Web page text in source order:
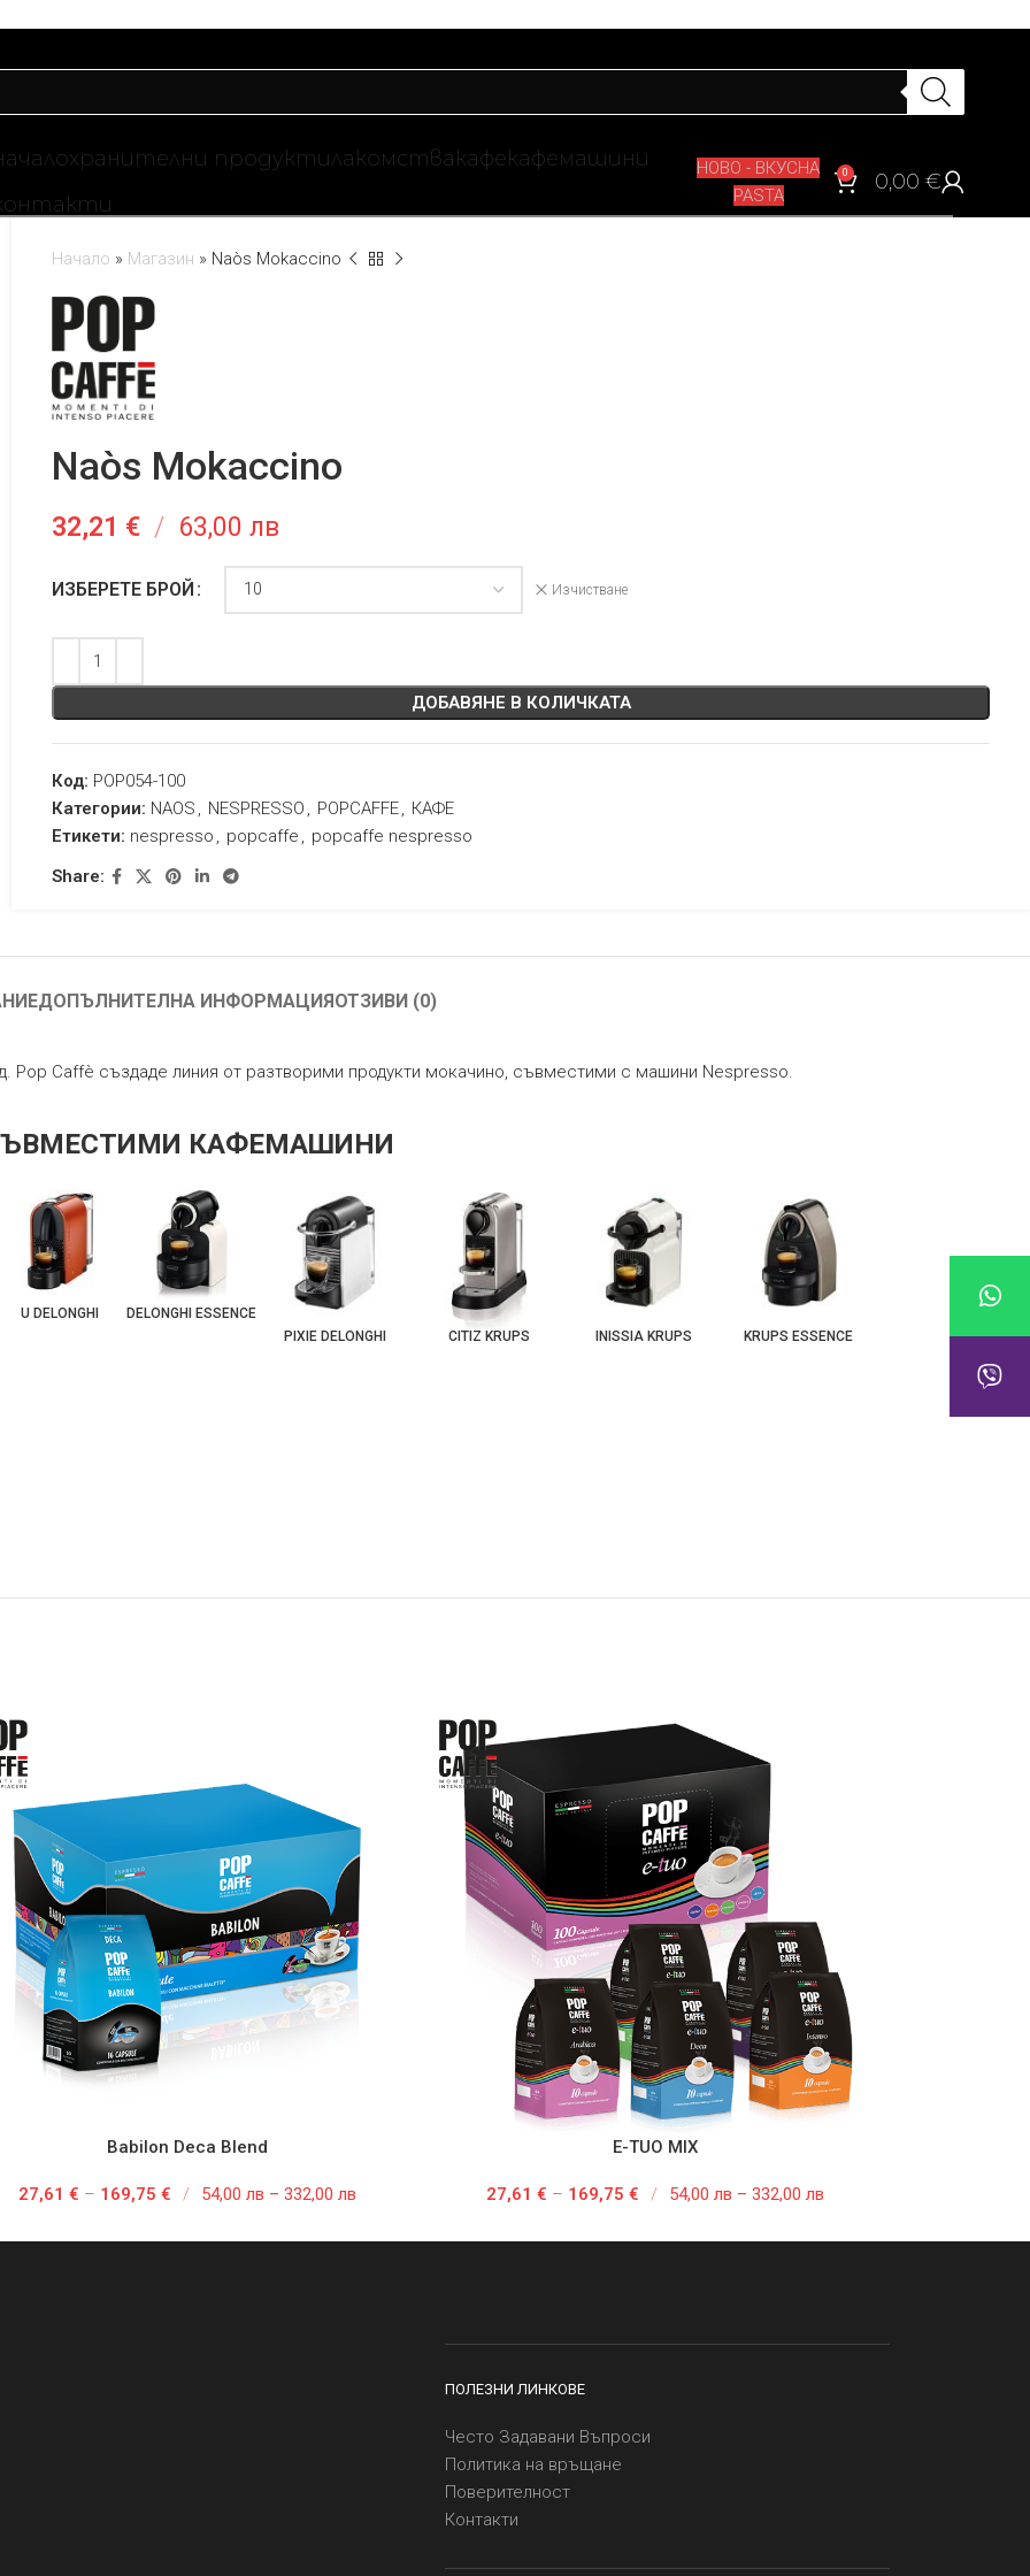
хранителни продуктилакомствакафекафемашини
НОВО - ВКУСНА
PASTA
0 0,00 €
Начало » Магазин » Naòs Mokaccino
Naòs Mokaccino
32,21 € / 63,00 лв
ИЗБЕРЕТЕ БРОЙ Изчистване
ДОБАВЯНЕ В КОЛИЧКАТА
Код: POP054-100
Категории: NAOS , NESPRESSO , POPCAFFE, КАФЕ
Етикети: nespresso , popcaffe , popcaffe nespresso
Share:
ДОПЪЛНИТЕЛНА ИНФОРМАЦИЯОТЗИВИ (0)
Pop Caffè създаде линия от разтворими продукти мокачино, съвместими с машини Nespresso.
КАФЕМАШИНИ
U DELONGHI
DELONGHI ESSENCE
PIXIE DELONGHI
CITIZ KRUPS INISSIA KRUPS KRUPS ESSENCE
Babilon Deca Blend
27,61 € – 169,75 € / 54,00 лв – 332,00 лв
E-TUO MIX
27,61€ – 169,75€ / 54,00 лв – 332,00 лв
ПОЛЕЗНИ ЛИНКОВЕ
Често Задавани Въпроси
Политика на връщане
Поверителност
Контакти